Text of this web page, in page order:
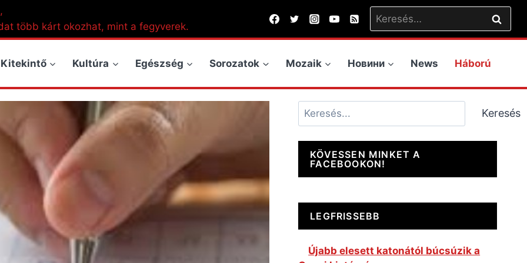
több kárt okozhat, mint a fegyverek.
Keresés:
Kitekintő Kultúra Egészség Sorozatok Mozaik Новини News Háború
Keresés Keresés
KÖVESSEN MINKET A
FACEBOOKON!
LEGFRISSEBB
Újabb elesett katonától búcsúzik a